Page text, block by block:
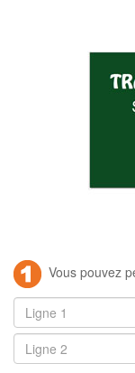
Vous pouvez